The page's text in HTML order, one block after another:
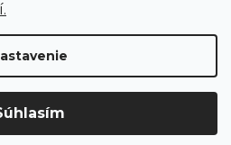
Vytvoril Shoptet